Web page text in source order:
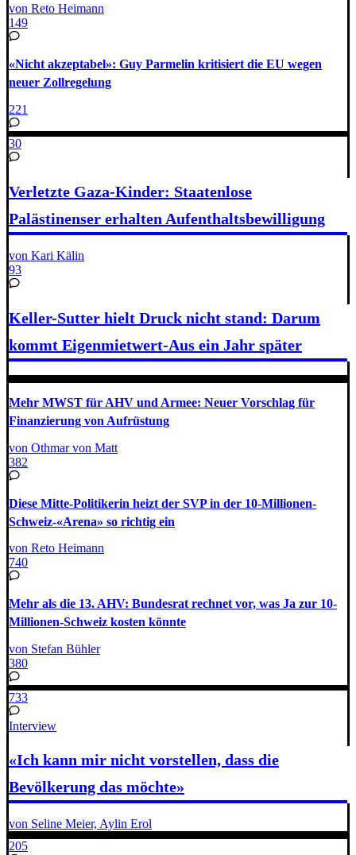
von Reto Heimann
149
«Nicht akzeptabel»: Guy Parmelin kritisiert die EU wegen
neuer Zollregelung
221
30
Verletzte Gaza-Kinder: Staatenlose
Palästinenser erhalten Aufenthaltsbewilligung
von Kari Kälin
93
Keller-Sutter hielt Druck nicht stand: Darum
kommt Eigenmietwert-Aus ein Jahr später
Mehr MWST für AHV und Armee: Neuer Vorschlag für
Finanzierung von Aufrüstung
von Othmar von Matt
382
Diese Mitte-Politikerin heizt der SVP in der 10-Millionen-
Schweiz-«Arena» so richtig ein
von Reto Heimann
740
Mehr als die 13. AHV: Bundesrat rechnet vor, was Ja zur 10-
Millionen-Schweiz kosten könnte
von Stefan Bühler
380
733
Interview
«Ich kann mir nicht vorstellen, dass die
Bevölkerung das möchte»
von Seline Meier, Aylin Erol
205